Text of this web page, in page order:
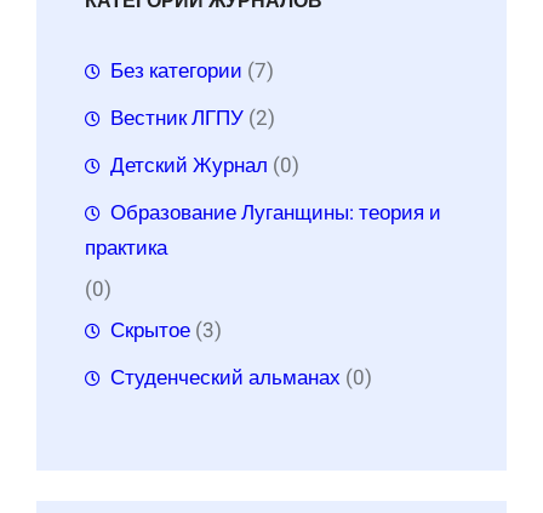
Без категории (7)
Вестник ЛГПУ (2)
Детский Журнал (0)
Образование Луганщины: теория и
практика
(0)
Скрытое (3)
Студенческий альманах (0)